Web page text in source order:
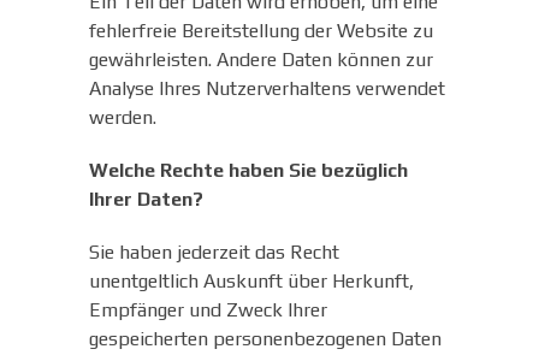
fehlerfreie Bereitstellung der Website zu
gewährleisten. Andere Daten können zur
Analyse Ihres Nutzerverhaltens verwendet
werden.
Welche Rechte haben Sie bezüglich
Ihrer Daten?
Sie haben jederzeit das Recht
unentgeltlich Auskunft über Herkunft,
Empfänger und Zweck Ihrer
gespeicherten personenbezogenen Daten